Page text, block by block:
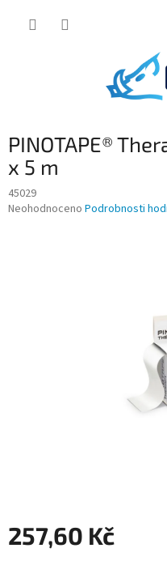
PINOTAPE®
x 5 m
45029
Průměrné
Neohodnoceno Podrobnosti
257,60 Kč